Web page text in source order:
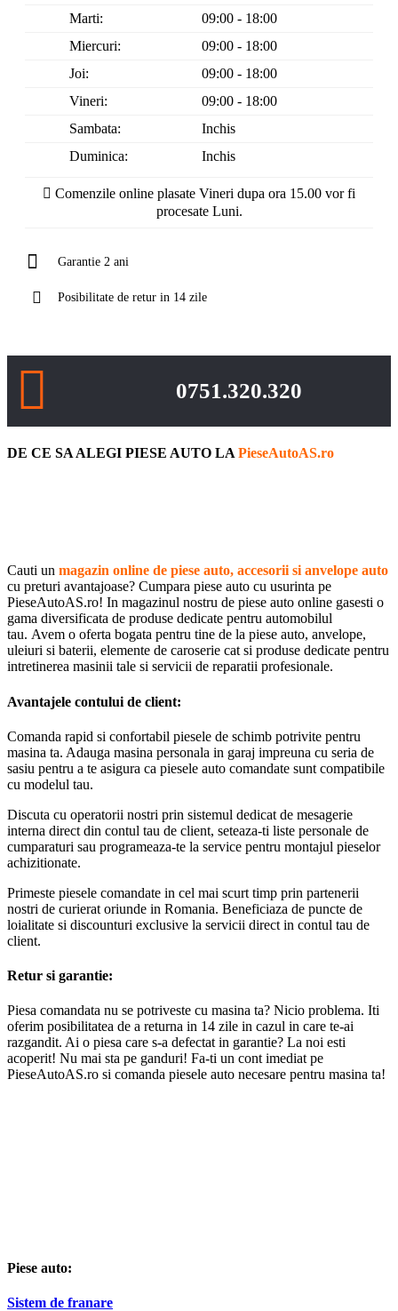
Marti:
09:00 - 18:00
Miercuri:
09:00 - 18:00
Joi:
09:00 - 18:00
Vineri:
09:00 - 18:00
Sambata:
Inchis
Duminica:
Inchis
Comenzile online plasate Vineri dupa ora 15.00 vor fi
procesate Luni.
Garantie 2 ani
Posibilitate de retur in 14 zile
0751.320.320
DE CE SA ALEGI PIESE AUTO LA PieseAutoAS.ro
Cauti un magazin online de piese auto, accesorii si anvelope auto
cu preturi avantajoase? Cumpara piese auto cu usurinta pe
PieseAutoAS.ro! In magazinul nostru de piese auto online gasesti o
gama diversificata de produse dedicate pentru automobilul
tau. Avem o oferta bogata pentru tine de la piese auto, anvelope,
uleiuri si baterii, elemente de caroserie cat si produse dedicate pentru
intretinerea masinii tale si servicii de reparatii profesionale.
Avantajele contului de client:
Comanda rapid si confortabil piesele de schimb potrivite pentru
masina ta. Adauga masina personala in garaj impreuna cu seria de
sasiu pentru a te asigura ca piesele auto comandate sunt compatibile
cu modelul tau.
Discuta cu operatorii nostri prin sistemul dedicat de mesagerie
interna direct din contul tau de client, seteaza-ti liste personale de
cumparaturi sau programeaza-te la service pentru montajul pieselor
achizitionate.
Primeste piesele comandate in cel mai scurt timp prin partenerii
nostri de curierat oriunde in Romania. Beneficiaza de puncte de
loialitate si discounturi exclusive la servicii direct in contul tau de
client.
Retur si garantie:
Piesa comandata nu se potriveste cu masina ta? Nicio problema. Iti
oferim posibilitatea de a returna in 14 zile in cazul in care te-ai
razgandit. Ai o piesa care s-a defectat in garantie? La noi esti
acoperit! Nu mai sta pe ganduri! Fa-ti un cont imediat pe
PieseAutoAS.ro si comanda piesele auto necesare pentru masina ta!
Piese auto:
Sistem de franare